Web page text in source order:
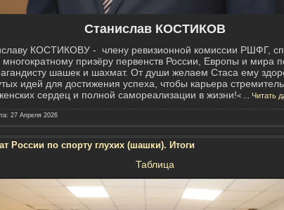
Станислав КОСТИКОВ
КОСТИКОВУ - члену ревизионной комиссии РШФГ,
многократному призёру первенств России, Европы и мира
шашек и шахмат. От души желаем Стаса ему
идей для достижения успеха, чтобы карьера
сердец и полной самореализации в жизни!< Читать
27 Апреля 2026
России по спорту глухих (шашки). Итоги
Таблица